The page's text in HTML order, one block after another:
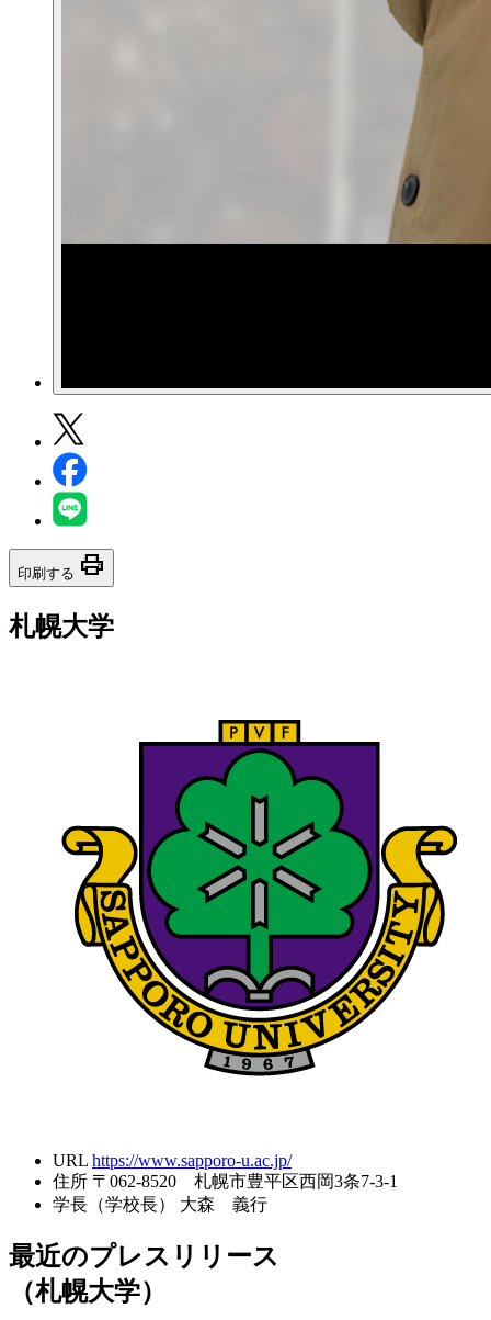
印刷する print
札幌大学
URL https://www.sapporo-u.ac.jp/
住所 〒062-8520 札幌市豊平区西岡3条7-3-1
学長（学校長）
大森 義行
最近のプレスリリース
（札幌大学）